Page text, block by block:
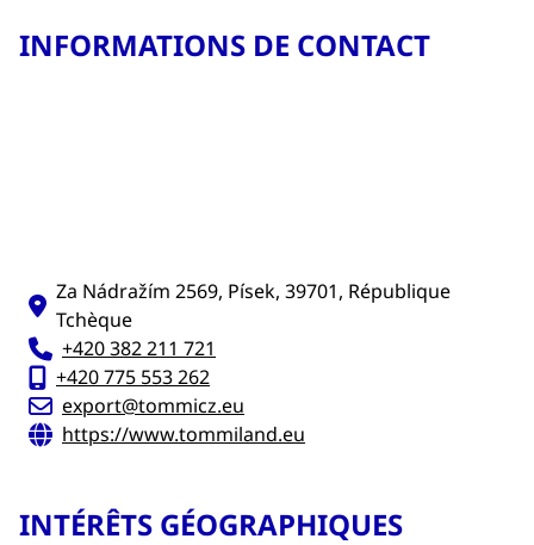
INFORMATIONS DE CONTACT
Za Nádražím 2569, Písek, 39701, République
Tchèque
+420 382 211 721
+420 775 553 262
export@tommicz.eu
https://www.tommiland.eu
INTÉRÊTS GÉOGRAPHIQUES